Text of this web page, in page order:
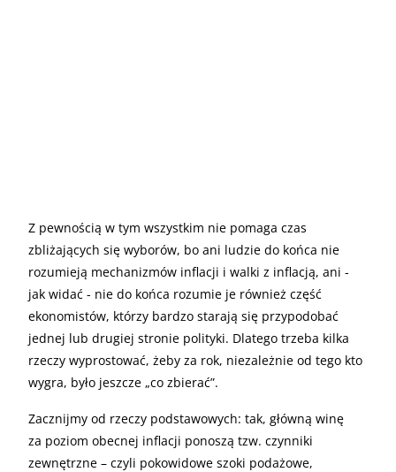
Z pewnością w tym wszystkim nie pomaga czas
zbliżających się wyborów, bo ani ludzie do końca nie
rozumieją mechanizmów inflacji i walki z inflacją, ani -
jak widać - nie do końca rozumie je również część
ekonomistów, którzy bardzo starają się przypodobać
jednej lub drugiej stronie polityki. Dlatego trzeba kilka
rzeczy wyprostować, żeby za rok, niezależnie od tego kto
wygra, było jeszcze „co zbierać”.
Zacznijmy od rzeczy podstawowych: tak, główną winę
za poziom obecnej inflacji ponoszą tzw. czynniki
zewnętrzne – czyli pokowidowe szoki podażowe,